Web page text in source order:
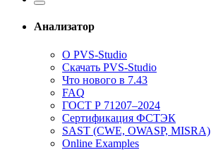
Анализатор
О PVS-Studio
Скачать PVS-Studio
Что нового в 7.43
FAQ
ГОСТ Р 71207–2024
Сертификация ФСТЭК
SAST (CWE, OWASP, MISRA)
Online Examples